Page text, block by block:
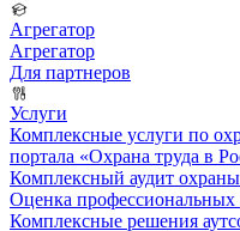
Агрегатор
Агрегатор
Для партнеров
Услуги
Комплексные услуги по
портала «Охрана труда в
Комплексный аудит
Оценка
Комплексные решения